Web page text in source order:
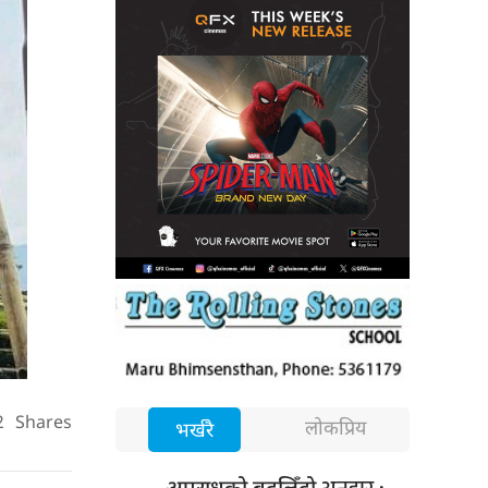
Shares भर्खरै लोकप्रिय